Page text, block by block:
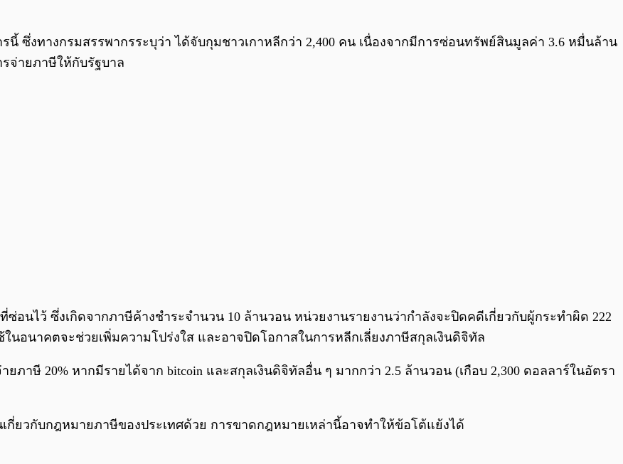
ซึ่งทางกรมสรรพากรระบุว่า ได้จับกุมชาวเกาหลีกว่า 2,400 คน เนื่องจากมีการซ่อนทรัพย์สินมูลค่า 3.6 หมื่นล้าน
จ่ายภาษีให้กับรัฐบาล
อนไว้ ซึ่งเกิดจากภาษีค้างชำระจำนวน 10 ล้านวอน หน่วยงานรายงานว่ากำลังจะปิดคดีเกี่ยวกับผู้กระทำผิด 222
นอนาคตจะช่วยเพิ่มความโปร่งใส และอาจปิดโอกาสในการหลีกเลี่ยงภาษีสกุลเงินดิจิทัล
ภาษี 20% หากมีรายได้จาก bitcoin และสกุลเงินดิจิทัลอื่น ๆ มากกว่า 2.5 ล้านวอน (เกือบ 2,300 ดอลลาร์ในอัตรา
กี่ยวกับกฎหมายภาษีของประเทศด้วย การขาดกฎหมายเหล่านี้อาจทำให้ข้อโต้แย้งได้